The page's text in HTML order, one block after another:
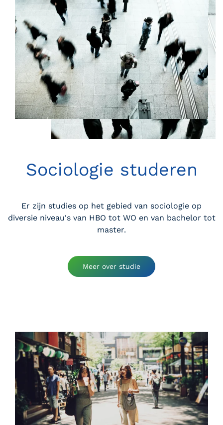
Sociologie studeren
Er zijn studies op het gebied van sociologie op
diversie niveau's van HBO tot WO en van bachelor tot
master.
Meer over studie